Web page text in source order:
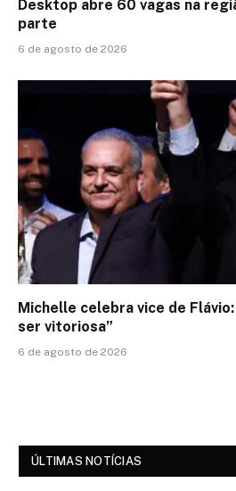
Desktop abre 60 vagas na
parte
6 de agosto de 2026
Michelle celebra vice de
ser vitoriosa”
6 de agosto de 2026
ÚLTIMAS NOTÍCIAS